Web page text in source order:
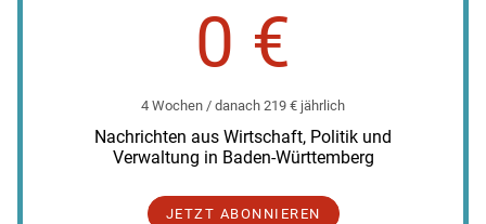
0 €
4 Wochen / danach 219 € jährlich
Nachrichten aus Wirtschaft, Politik und
Verwaltung in Baden-Württemberg
JETZT ABONNIEREN